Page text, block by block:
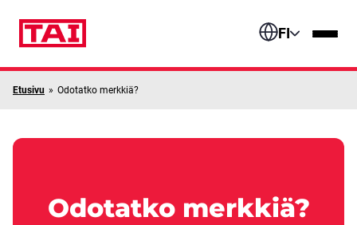
FI
Etusivu » Odotatko merkkiä?
Odotatko merkkiä?